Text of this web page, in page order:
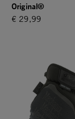
Original®
€ 29,99